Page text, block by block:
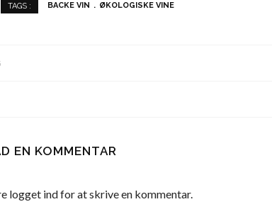
TAGS : BACKE VIN ØKOLOGISKE VINE
EN KOMMENTAR
logget indfor at skrive en kommentar.